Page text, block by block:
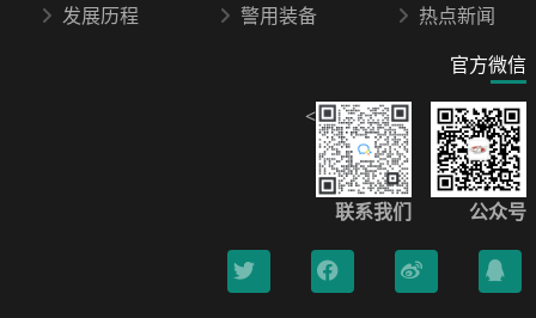
发展历程
警用装备
热点新闻
官方微信
<
联系我们 公众号